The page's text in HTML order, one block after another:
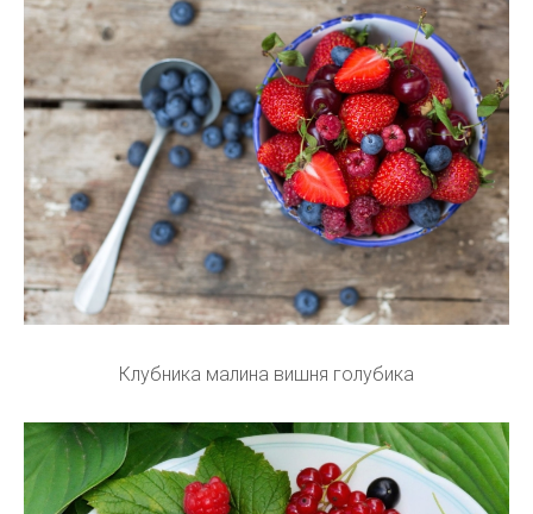
Клубника малина вишня голубика